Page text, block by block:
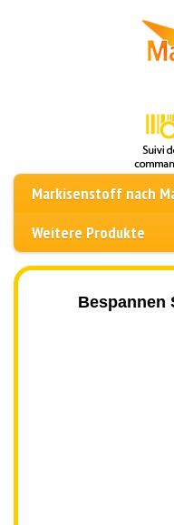
Markisenstoff nach
Weitere Produkte
Bespannen